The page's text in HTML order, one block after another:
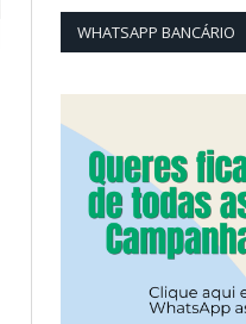
WHATSAPP BANCÁRIO